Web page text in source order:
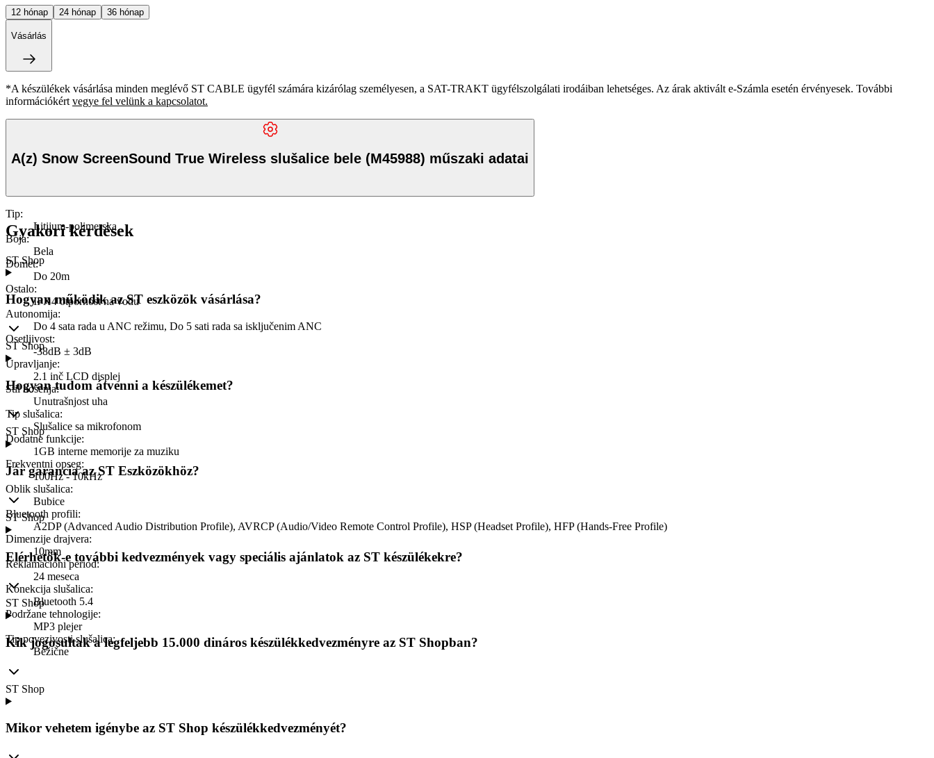
12 hónap 24 hónap 36 hónap
Vásárlás
*A készülékek vásárlása minden meglévő ST CABLE ügyfél számára kizárólag személyesen, a SAT-TRAKT ügyfélszolgálati irodáiban lehetséges. Az árak aktivált e-Számla esetén érvényesek. További
információkért vegye fel velünk a kapcsolatot.
A(z) Snow ScreenSound True Wireless slušalice bele (M45988) műszaki adatai
Tip:
Litijum-polimerska
Boja:
Bela
Domet:
Do 20m
Ostalo:
IPX4 otpornost na vodu
Autonomija:
Do 4 sata rada u ANC režimu, Do 5 sati rada sa isključenim ANC
Osetljivost:
-38dB ± 3dB
Upravljanje:
2.1 inč LCD displej
Stil nošenja:
Unutrašnjost uha
Tip slušalica:
Slušalice sa mikrofonom
Dodatne funkcije:
1GB interne memorije za muziku
Frekventni opseg:
100Hz - 10kHz
Oblik slušalica:
Bubice
Bluetooth profili:
A2DP (Advanced Audio Distribution Profile), AVRCP (Audio/Video Remote Control Profile), HSP (Headset Profile), HFP (Hands-Free Profile)
Dimenzije drajvera:
10mm
Reklamacioni period:
24 meseca
Konekcija slušalica:
Bluetooth 5.4
Podržane tehnologije:
MP3 plejer
Tip povezivosti slušalica:
Bežične
Gyakori kérdések
ST Shop
Hogyan működik az ST eszközök vásárlása?
ST Shop
Hogyan tudom átvenni a készülékemet?
ST Shop
Jár garancia az ST Eszközökhöz?
ST Shop
Elérhetők-e további kedvezmények vagy speciális ajánlatok az ST készülékekre?
ST Shop
Kik jogosultak a legfeljebb 15.000 dináros készülékkedvezményre az ST Shopban?
ST Shop
Mikor vehetem igénybe az ST Shop készülékkedvezményét?